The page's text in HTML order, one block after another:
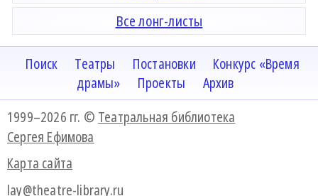
Все лонг-листы
Поиск Театры Постановки
Конкурс «Время
драмы»
Проекты
Архив
1999–2026 гг. © Театральная библиотека
Сергея Ефимова
Карта сайта
lay@theatre-library.ru